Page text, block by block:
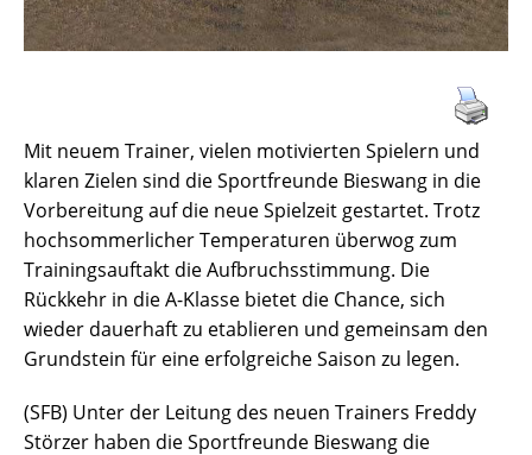
Mit neuem Trainer, vielen motivierten Spielern und
klaren Zielen sind die Sportfreunde Bieswang in die
Vorbereitung auf die neue Spielzeit gestartet. Trotz
hochsommerlicher Temperaturen überwog zum
Trainingsauftakt die Aufbruchsstimmung. Die
Rückkehr in die A-Klasse bietet die Chance, sich
wieder dauerhaft zu etablieren und gemeinsam den
Grundstein für eine erfolgreiche Saison zu legen.
(SFB) Unter der Leitung des neuen Trainers Freddy
Störzer haben die Sportfreunde Bieswang die